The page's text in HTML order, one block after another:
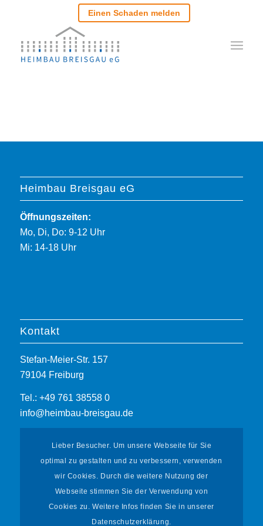
Einen Schaden melden
Heimbau Breisgau eG
Öffnungszeiten:
Mo, Di, Do: 9-12 Uhr
Mi: 14-18 Uhr
Kontakt
Stefan-Meier-Str. 157
79104 Freiburg
Tel.: +49 761 38558 0
info@heimbau-breisgau.de
Informationen
Lieber Besucher. Um unsere Webseite für Sie
optimal zu gestalten und zu verbessern, verwenden
wir Cookies. Durch die weitere Nutzung der
Webseite stimmen Sie der Verwendung von
Cookies zu. Weitere Infos finden Sie in unserer
Datenschutzerklärung.